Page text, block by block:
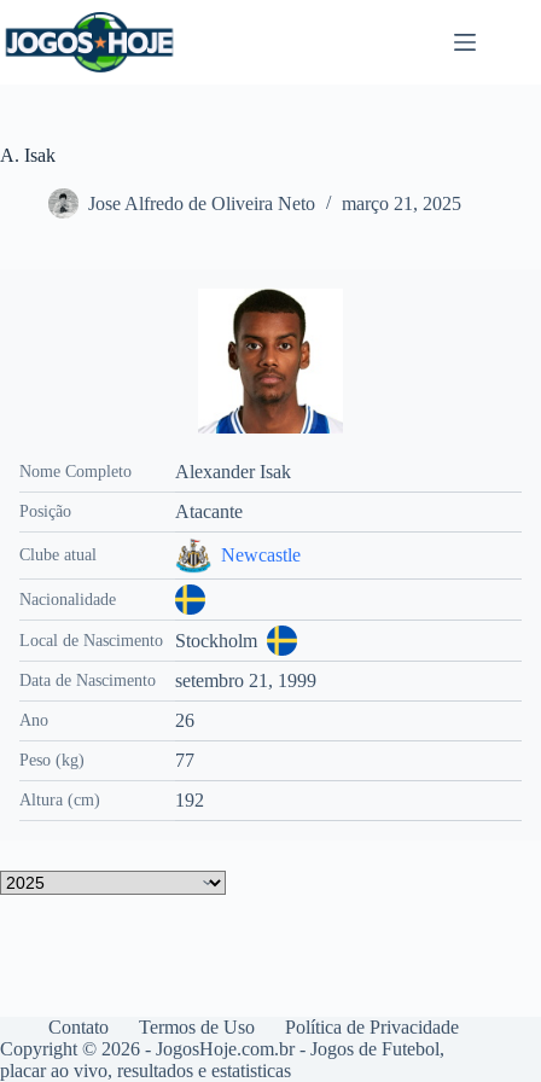
para
o
A. Isak
Jose Alfredo de Oliveira Neto março 21, 2025
Nome Completo Alexander Isak
Posição Atacante
Clube atual Newcastle
Nacionalidade
Local de Nascimento Stockholm
Data de Nascimento setembro 21, 1999
Ano 26
Peso (kg) 77
Altura (cm) 192
Contato Termos de Uso
Política de Privacidade
Copyright © 2026 - JogosHoje.com.br - Jogos de Futebol,
placar ao vivo, resultados e estatisticas